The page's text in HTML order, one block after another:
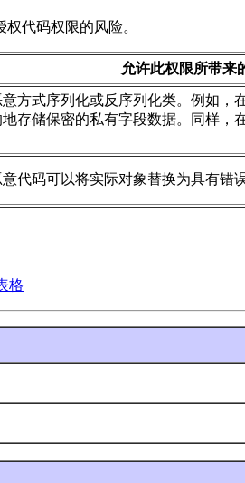
代码权限的风险。
允许此权限所带来
方式序列化或反序列化类。例如，
存储保密的私有字段数据。同样，
代码可以将实际对象替换为具有错
格